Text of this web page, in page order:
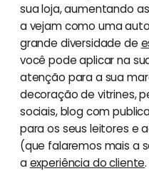
sua loja, aumentando
a vejam como uma
grande diversidade de
você pode aplicar na
atenção para a sua
decoração de vitrines,
sociais, blog com
para os seus leitores e
(que falaremos mais a
aexperiência do cliente